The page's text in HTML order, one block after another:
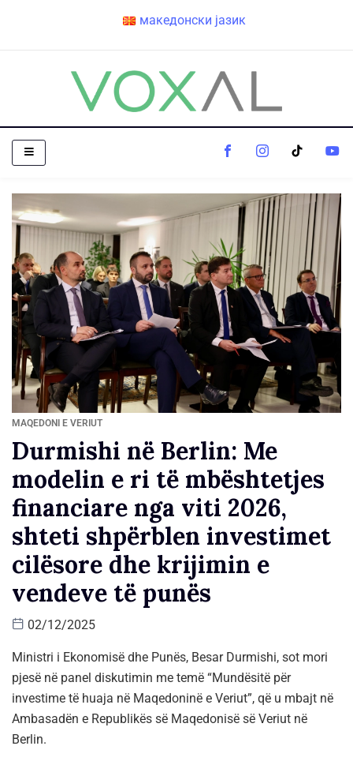
македонски јазик
MAQEDONI E VERIUT
Durmishi në Berlin: Me
modelin e ri të mbështetjes
financiare nga viti 2026,
shteti shpërblen investimet
cilësore dhe krijimin e
vendeve të punës
02/12/2025
Ministri i Ekonomisë dhe Punës, Besar Durmishi, sot mori
pjesë në panel diskutimin me temë “Mundësitë për
investime të huaja në Maqedoninë e Veriut”, që u mbajt në
Ambasadën e Republikës së Maqedonisë së Veriut në
Berlin.